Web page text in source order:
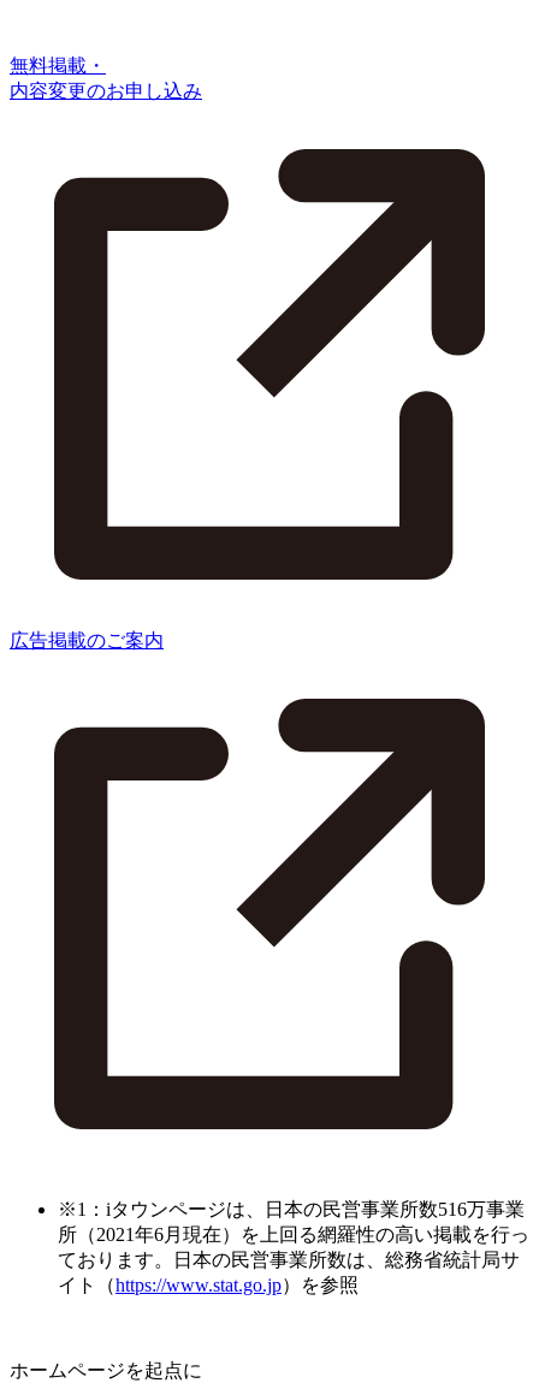
無料掲載・
内容変更のお申し込み
広告掲載のご案内
※1：iタウンページは、日本の民営事業所数516万事業
所（2021年6月現在）を上回る網羅性の高い掲載を行っ
ております。日本の民営事業所数は、総務省統計局サ
イト（https://www.stat.go.jp）を参照
ホームページを起点に